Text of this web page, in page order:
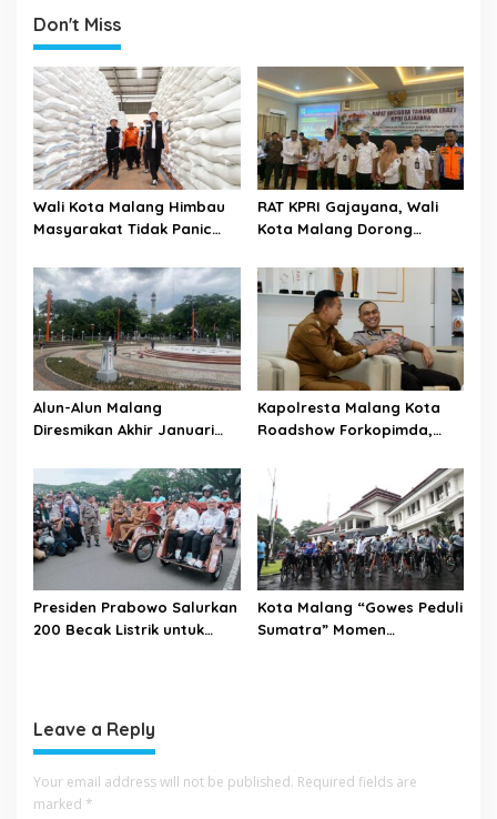
Don't Miss
Wali Kota Malang Himbau
Masyarakat Tidak Panic
RAT KPRI Gajayana, Wali
Kota Malang Dorong
Kesejahteraan ASN
Alun-Alun Malang
Diresmikan Akhir Januari
Kapolresta Malang Kota
Roadshow Forkopimda,
Pemetaan Kamtibmas
Presiden Prabowo Salurkan
200 Becak Listrik untuk
Kota Malang “Gowes Peduli
Sumatra” Momen
Leave a Reply
Your email address will not be published. Required fields are
marked *